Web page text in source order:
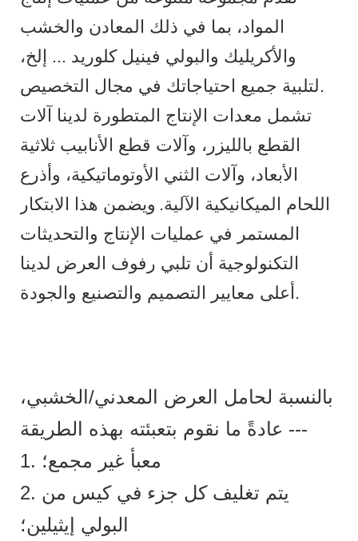
المواد، بما في ذلك المعادن والخشب
والأكريليك والبولي فينيل كلوريد ... إلخ،
لتلبية جميع احتياجاتك في مجال التخصيص.
تشمل معدات الإنتاج المتطورة لدينا آلات
القطع بالليزر، وآلات قطع الأنابيب ثلاثية
الأبعاد، وآلات الثني الأوتوماتيكية، وأذرع
اللحام الميكانيكية الآلية. ويضمن هذا الابتكار
المستمر في عمليات الإنتاج والتحديثات
التكنولوجية أن تلبي رفوف العرض لدينا
أعلى معايير التصميم والتصنيع والجودة.
بالنسبة لحامل العرض المعدني/الخشبي،
عادةً ما نقوم بتعبئته بهذه الطريقة ---
1. معبأ غير مجمع؛
2. يتم تغليف كل جزء في كيس من
البولي إيثيلين؛